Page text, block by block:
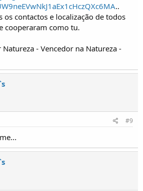
..
os contactos e localização de todos
cooperaram como tu.
- Vencedor na Natureza -
#9